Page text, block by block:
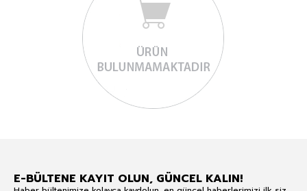
E-BÜLTENE KAYIT OLUN, GÜNCEL KALIN!